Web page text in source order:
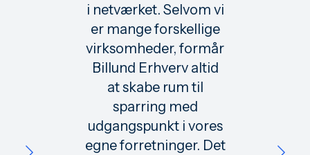
i netværket. Selvom vi
er mange forskellige
virksomheder, formår
Billund Erhverv altid
at skabe rum til
sparring med
udgangspunkt i vores
egne forretninger. Det